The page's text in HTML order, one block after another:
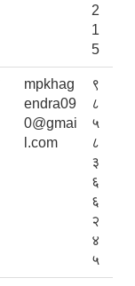
2
1
5
mpkhag
endra09
0@gmai
l.com
९
८
५
८
३
६
६
२
४
५